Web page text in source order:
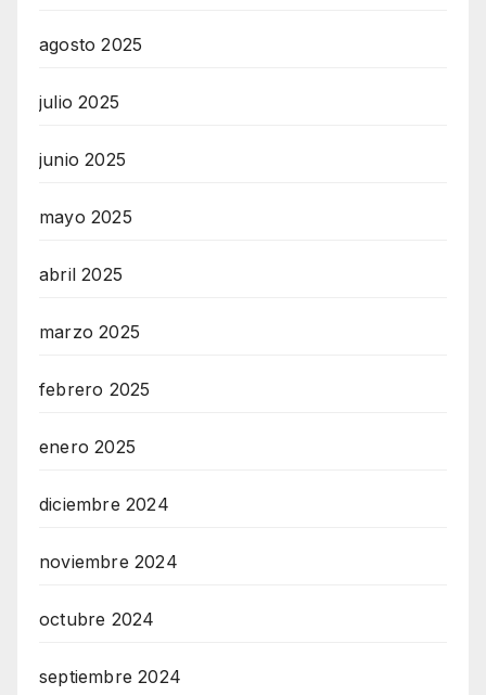
agosto 2025
julio 2025
junio 2025
mayo 2025
abril 2025
marzo 2025
febrero 2025
enero 2025
diciembre 2024
noviembre 2024
octubre 2024
septiembre 2024